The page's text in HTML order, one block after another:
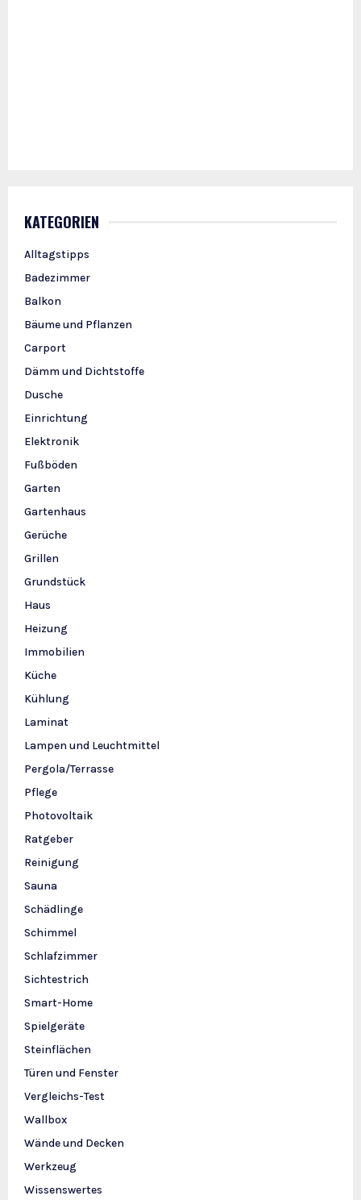
KATEGORIEN
Alltagstipps
Badezimmer
Balkon
Bäume und Pflanzen
Carport
Dämm und Dichtstoffe
Dusche
Einrichtung
Elektronik
Fußböden
Garten
Gartenhaus
Gerüche
Grillen
Grundstück
Haus
Heizung
Immobilien
Küche
Kühlung
Laminat
Lampen und Leuchtmittel
Pergola/Terrasse
Pflege
Photovoltaik
Ratgeber
Reinigung
Sauna
Schädlinge
Schimmel
Schlafzimmer
Sichtestrich
Smart-Home
Spielgeräte
Steinflächen
Türen und Fenster
Vergleichs-Test
Wallbox
Wände und Decken
Werkzeug
Wissenswertes